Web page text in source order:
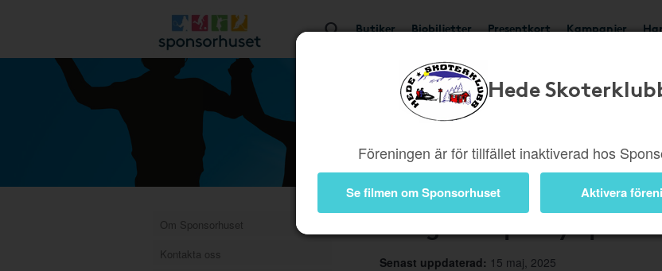
Butiker Biobiljetter Presentkort Kampanjer
Hede
Föreningen är för tillfället inaktiverad hos
Se filmen om Sponsorhuset Aktivera
Om Sponsorhuset
Om Sponsorhuset
Kontakta oss
Integritetspolicy
Senast uppdaterad: 15 maj, 2025